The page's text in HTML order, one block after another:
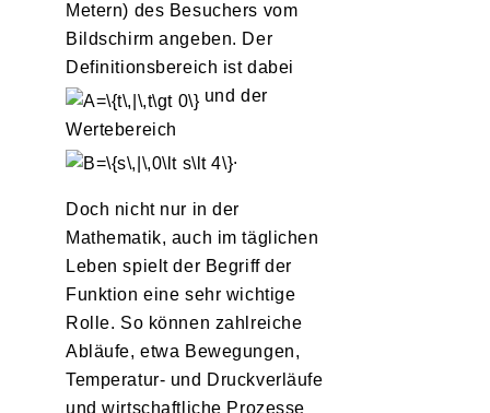
Metern) des Besuchers vom
Bildschirm angeben. Der
Definitionsbereich ist dabei
und der
Wertebereich
.
Doch nicht nur in der
Mathematik, auch im täglichen
Leben spielt der Begriff der
Funktion eine sehr wichtige
Rolle. So können zahlreiche
Abläufe, etwa Bewegungen,
Temperatur- und Druckverläufe
und wirtschaftliche Prozesse